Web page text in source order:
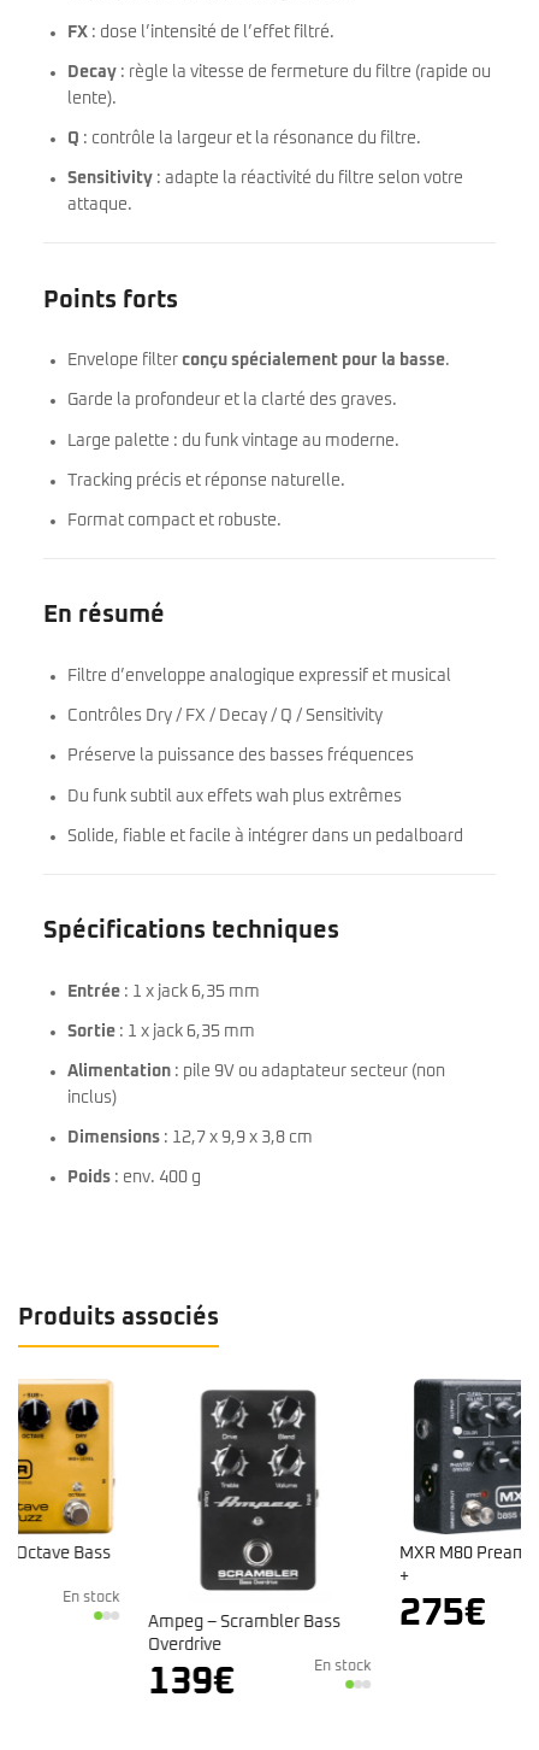
FX : dose l’intensité de l’effet filtré.
Decay : règle la vitesse de fermeture du filtre (rapide ou
lente).
Q : contrôle la largeur et la résonance du filtre.
Sensitivity : adapte la réactivité du filtre selon votre
attaque.
Points forts
Envelope filter conçu spécialement pour la basse.
Garde la profondeur et la clarté des graves.
Large palette : du funk vintage au moderne.
Tracking précis et réponse naturelle.
Format compact et robuste.
En résumé
Filtre d’enveloppe analogique expressif et musical
Contrôles Dry / FX / Decay / Q / Sensitivity
Préserve la puissance des basses fréquences
Du funk subtil aux effets wah plus extrêmes
Solide, fiable et facile à intégrer dans un pedalboard
Spécifications techniques
Entrée : 1 x jack 6,35 mm
Sortie : 1 x jack 6,35 mm
Alimentation : pile 9V ou adaptateur secteur (non
inclus)
Dimensions : 12,7 x 9,9 x 3,8 cm
Poids : env. 400 g
Produits associés
Ampeg – Scrambler Bass
En stock
MXR M80 Preampli Bass D.I.
+
275 En stock